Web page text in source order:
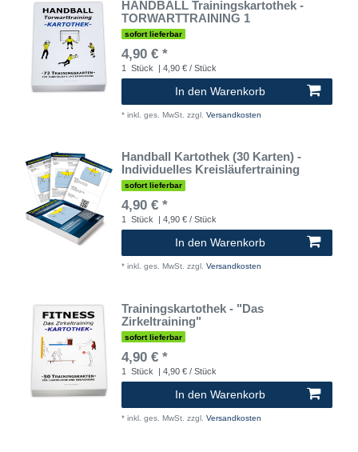
HANDBALL Trainingskartothek -
TORWARTTRAINING 1
sofort lieferbar
4,90 € *
1 Stück | 4,90 € / Stück
In den Warenkorb
* inkl. ges. MwSt. zzgl. Versandkosten
Handball Kartothek (30 Karten) -
Individuelles Kreisläufertraining
sofort lieferbar
4,90 € *
1 Stück | 4,90 € / Stück
In den Warenkorb
* inkl. ges. MwSt. zzgl. Versandkosten
Trainingskartothek - "Das
Zirkeltraining"
sofort lieferbar
4,90 € *
1 Stück | 4,90 € / Stück
In den Warenkorb
* inkl. ges. MwSt. zzgl. Versandkosten